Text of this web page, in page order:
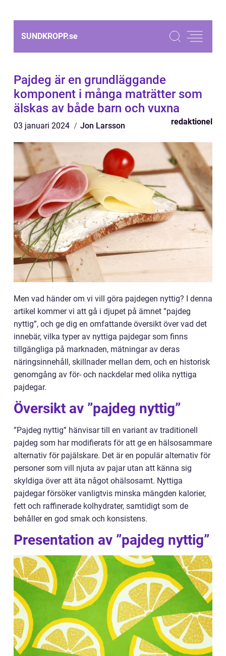
SUNDKROPP.se
Pajdeg är en grundläggande
komponent i många maträtter som
älskas av både barn och vuxna
03 januari 2024 Jon Larsson redaktionel
Men vad händer om vi vill göra pajdegen nyttig? I denna
artikel kommer vi att gå i djupet på ämnet ”pajdeg
nyttig”, och ge dig en omfattande översikt över vad det
innebär, vilka typer av nyttiga pajdegar som finns
tillgängliga på marknaden, mätningar av deras
näringsinnehåll, skillnader mellan dem, och en historisk
genomgång av för- och nackdelar med olika nyttiga
pajdegar.
Översikt av ”pajdeg nyttig”
”Pajdeg nyttig” hänvisar till en variant av traditionell
pajdeg som har modifierats för att ge en hälsosammare
alternativ för pajälskare. Det är en populär alternativ för
personer som vill njuta av pajar utan att känna sig
skyldiga över att äta något ohälsosamt. Nyttiga
pajdegar försöker vanligtvis minska mängden kalorier,
fett och raffinerade kolhydrater, samtidigt som de
behåller en god smak och konsistens.
Presentation av ”pajdeg nyttig”